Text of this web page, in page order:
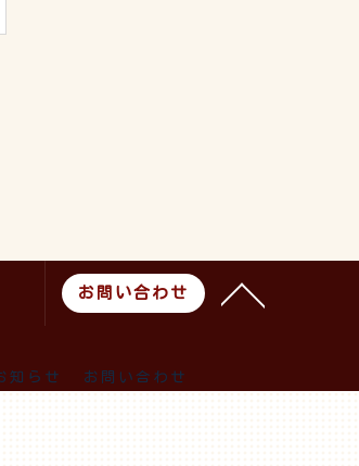
お問い合わせ
知らせ お問い合わせ